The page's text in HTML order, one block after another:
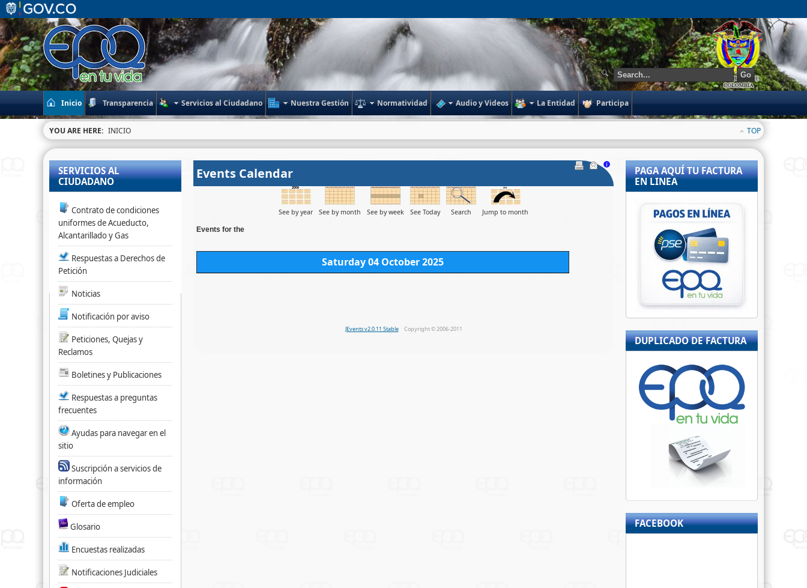
Go
Inicio Transparencia Servicios al Ciudadano Nuestra Gestión Normatividad Audio y Videos La Entidad Participa
YOU ARE HERE: INICIO TOP
Events Calendar
See by year See by month See by week See Today Search Jump to month
Events for the
Saturday 04 October 2025
JEvents v2.0.11 Stable Copyright © 2006-2011
SERVICIOS AL
CIUDADANO
Contrato de condiciones
uniformes de Acueducto,
Alcantarillado y Gas
Respuestas a Derechos de
Petición
Noticias
Notificación por aviso
Peticiones, Quejas y
Reclamos
Boletines y Publicaciones
Respuestas a preguntas
frecuentes
Ayudas para navegar en el
sitio
Suscripción a servicios de
información
Oferta de empleo
Glosario
Encuestas realizadas
Notificaciones Judiciales
PAGA AQUÍ TU FACTURA
EN LINEA
DUPLICADO DE FACTURA
FACEBOOK